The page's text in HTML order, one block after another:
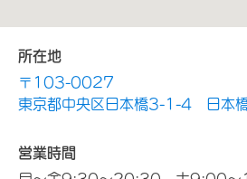
所在地
〒103-0027
東京都中央区日本橋3-1-4 日本橋
営業時間